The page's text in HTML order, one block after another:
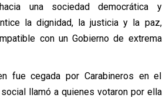
una sociedad democrática y
la dignidad, la justicia y la paz,
con un Gobierno de extrema
fue cegada por Carabineros en el
llamó a quienes votaron por ella